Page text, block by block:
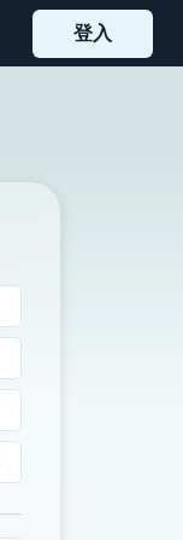
登入